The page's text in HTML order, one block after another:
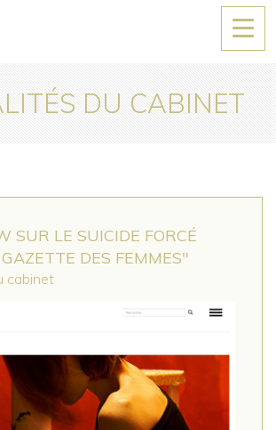
DU CABINET
SUR LE SUICIDE FORCÉ
DES FEMMES"
cabinet